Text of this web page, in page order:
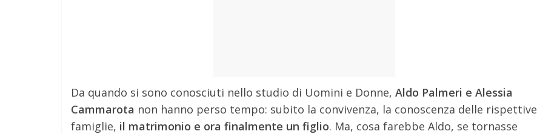
Da quando si sono conosciuti nello studio di Uomini e Donne, Aldo Palmeri e Alessia
Cammarota non hanno perso tempo: subito la convivenza, la conoscenza delle rispettive
famiglie, il matrimonio e ora finalmente un figlio. Ma, cosa farebbe Aldo, se tornasse